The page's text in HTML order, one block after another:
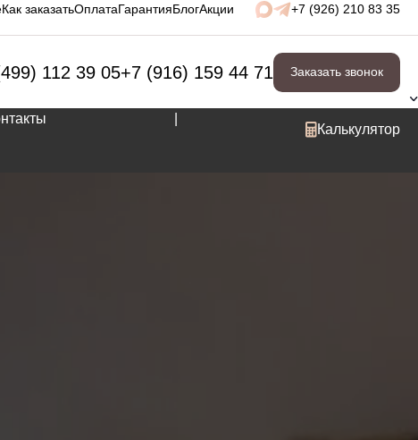
Как заказатьОплатаГарантияБлогАкции +7 (926) 210 83 35
112 39 05+7 (916) 159 44 71 Заказать звонок
Калькулятор